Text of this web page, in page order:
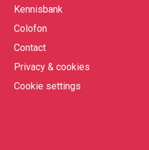
Kennisbank
Colofon
Contact
Privacy & cookies
Cookie settings